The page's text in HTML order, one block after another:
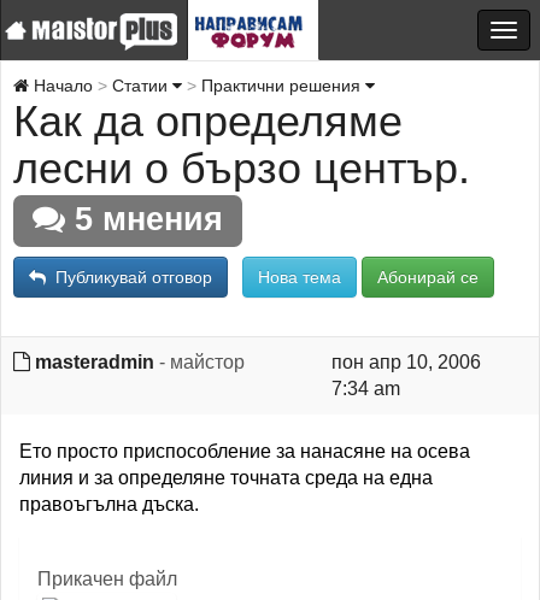
Начало Статии Практични решения
Как да определяме
лесни о бързо център.
5 мнения
Публикувай отговор Нова тема Абонирай се
masteradmin - майстор
пон апр 10, 2006
7:34 am
Ето просто приспособление за нанасяне на осева
линия и за определяне точната среда на една
правоъгълна дъска.
Прикачен файл